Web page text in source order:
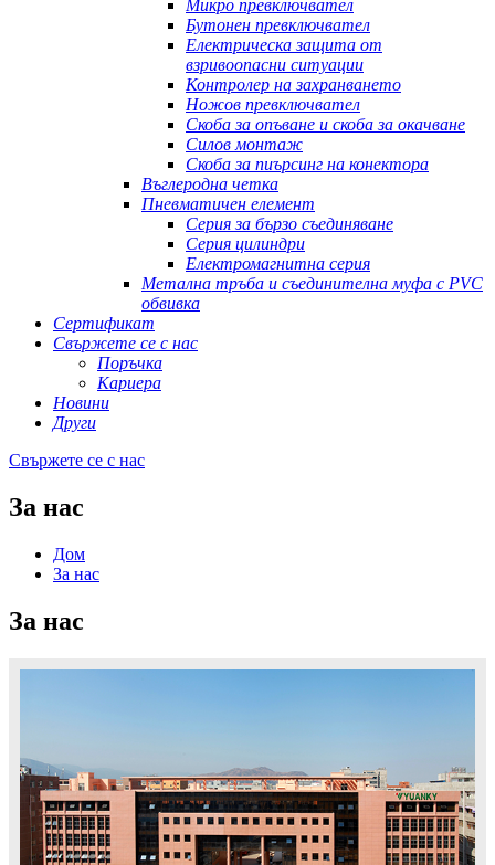
Микро превключвател
Бутонен превключвател
Електрическа защита от
взривоопасни ситуации
Контролер на захранването
Ножов превключвател
Скоба за опъване и скоба за окачване
Силов монтаж
Скоба за пиърсинг на конектора
Въглеродна четка
Пневматичен елемент
Серия за бързо съединяване
Серия цилиндри
Електромагнитна серия
Метална тръба и съединителна муфа с PVC
обвивка
Сертификат
Свържете се с нас
Поръчка
Кариера
Новини
Други
Свържете се с нас
За нас
Дом
За нас
За нас